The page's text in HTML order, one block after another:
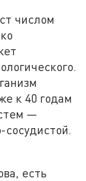
числом
к 40 годам
—
сосудистой.
есть